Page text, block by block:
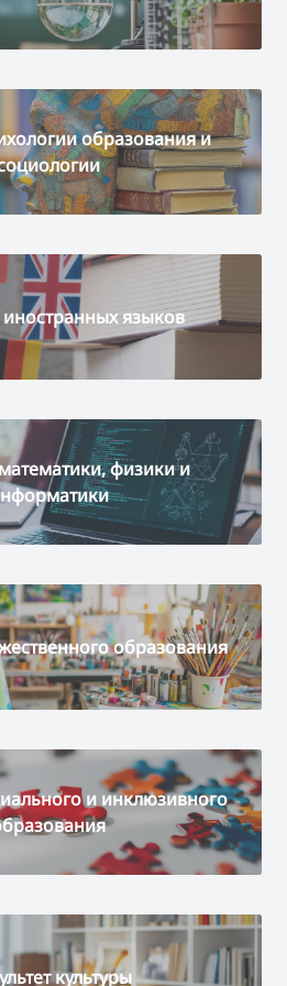
образования и
иностранных языков
физики и
образования
и инклюзивного
культуры